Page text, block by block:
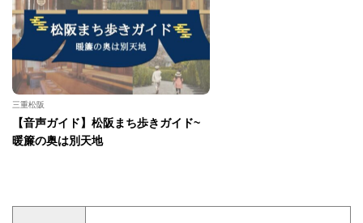
三重松阪
【音声ガイド】松阪まち歩きガイド~
暖簾の奥は別天地